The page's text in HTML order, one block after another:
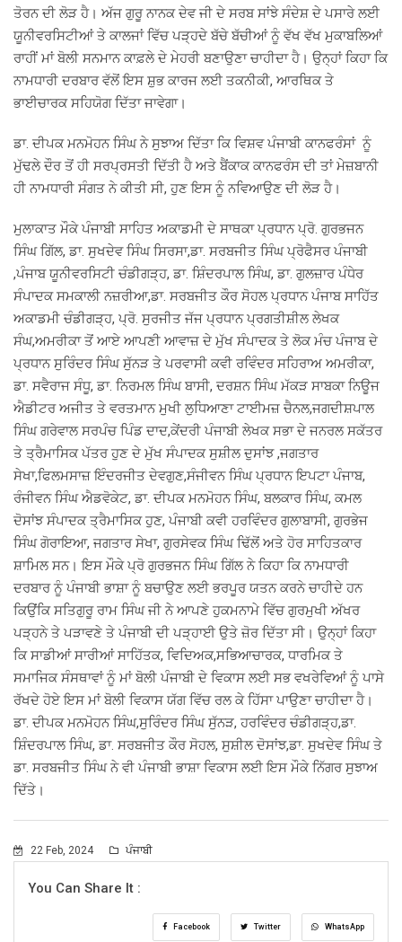
ਤੋਰਨ ਦੀ ਲੋੜ ਹੈ। ਅੱਜ ਗੁਰੂ ਨਾਨਕ ਦੇਵ ਜੀ ਦੇ ਸਰਬ ਸਾਂਝੇ ਸੰਦੇਸ਼ ਦੇ ਪਸਾਰੇ ਲਈ
ਯੂਨੀਵਰਸਿਟੀਆਂ ਤੇ ਕਾਲਜਾਂ ਵਿੱਚ ਪੜ੍ਹਦੇ ਬੱਚੇ ਬੱਚੀਆਂ ਨੂੰ ਵੱਖ ਵੱਖ ਮੁਕਾਬਲਿਆਂ
ਰਾਹੀਂ ਮਾਂ ਬੋਲੀ ਸਨਮਾਨ ਕਾਫ਼ਲੇ ਦੇ ਮੇਹਰੀ ਬਣਾਉਣਾ ਚਾਹੀਦਾ ਹੈ। ਉਨ੍ਹਾਂ ਕਿਹਾ ਕਿ
ਨਾਮਧਾਰੀ ਦਰਬਾਰ ਵੱਲੋਂ ਇਸ ਸ਼ੁਭ ਕਾਰਜ ਲਈ ਤਕਨੀਕੀ, ਆਰਥਿਕ ਤੇ
ਭਾਈਚਾਰਕ ਸਹਿਯੋਗ ਦਿੱਤਾ ਜਾਵੇਗਾ।
ਡਾ. ਦੀਪਕ ਮਨਮੋਹਨ ਸਿੰਘ ਨੇ ਸੁਝਾਅ ਦਿੱਤਾ ਕਿ ਵਿਸ਼ਵ ਪੰਜਾਬੀ ਕਾਨਫਰੰਸਾਂ ਨੂੰ
ਮੁੱਢਲੇ ਦੌਰ ਤੋਂ ਹੀ ਸਰਪ੍ਰਸਤੀ ਦਿੱਤੀ ਹੈ ਅਤੇ ਬੈਂਕਾਕ ਕਾਨਫਰੰਸ ਦੀ ਤਾਂ ਮੇਜ਼ਬਾਨੀ
ਹੀ ਨਾਮਧਾਰੀ ਸੰਗਤ ਨੇ ਕੀਤੀ ਸੀ, ਹੁਣ ਇਸ ਨੂੰ ਨਵਿਆਉਣ ਦੀ ਲੋੜ ਹੈ।
ਮੁਲਾਕਾਤ ਮੌਕੇ ਪੰਜਾਬੀ ਸਾਹਿਤ ਅਕਾਡਮੀ ਦੇ ਸਾਥਕਾ ਪ੍ਰਧਾਨ ਪ੍ਰੋ. ਗੁਰਭਜਨ
ਸਿੰਘ ਗਿੱਲ, ਡਾ. ਸੁਖਦੇਵ ਸਿੰਘ ਸਿਰਸਾ,ਡਾ. ਸਰਬਜੀਤ ਸਿੰਘ ਪ੍ਰੋਫੈਸਰ ਪੰਜਾਬੀ
,ਪੰਜਾਬ ਯੂਨੀਵਰਸਿਟੀ ਚੰਡੀਗੜ੍ਹ, ਡਾ. ਸ਼ਿੰਦਰਪਾਲ ਸਿੰਘ, ਡਾ. ਗੁਲਜ਼ਾਰ ਪੰਧੇਰ
ਸੰਪਾਦਕ ਸਮਕਾਲੀ ਨਜ਼ਰੀਆ,ਡਾ. ਸਰਬਜੀਤ ਕੌਰ ਸੋਹਲ ਪ੍ਰਧਾਨ ਪੰਜਾਬ ਸਾਹਿੱਤ
ਅਕਾਡਮੀ ਚੰਡੀਗੜ੍ਹ, ਪ੍ਰੋ. ਸੁਰਜੀਤ ਜੱਜ ਪ੍ਰਧਾਨ ਪ੍ਰਗਤੀਸ਼ੀਲ ਲੇਖਕ
ਸੰਘ,ਅਮਰੀਕਾ ਤੋਂ ਆਏ ਆਪਣੀ ਆਵਾਜ਼ ਦੇ ਮੁੱਖ ਸੰਪਾਦਕ ਤੇ ਲੋਕ ਮੰਚ ਪੰਜਾਬ ਦੇ
ਪ੍ਰਧਾਨ ਸੁਰਿੰਦਰ ਸਿੰਘ ਸੁੱਨੜ ਤੇ ਪਰਵਾਸੀ ਕਵੀ ਰਵਿੰਦਰ ਸਹਿਰਾਅ ਅਮਰੀਕਾ,
ਡਾ. ਸਵੈਰਾਜ ਸੰਧੂ, ਡਾ. ਨਿਰਮਲ ਸਿੰਘ ਬਾਸੀ, ਦਰਸ਼ਨ ਸਿੰਘ ਮੱਕੜ ਸਾਬਕਾ ਨਿਊਜ
ਐਡੀਟਰ ਅਜੀਤ ਤੇ ਵਰਤਮਾਨ ਮੁਖੀ ਲੁਧਿਆਣਾ ਟਾਈਮਜ਼ ਚੈਨਲ,ਜਗਦੀਸ਼ਪਾਲ
ਸਿੰਘ ਗਰੇਵਾਲ ਸਰਪੰਚ ਪਿੰਡ ਦਾਦ,ਕੇਂਦਰੀ ਪੰਜਾਬੀ ਲੇਖਕ ਸਭਾ ਦੇ ਜਨਰਲ ਸਕੱਤਰ
ਤੇ ਤ੍ਰੈਮਾਸਿਕ ਪੱਤਰ ਹੁਣ ਦੇ ਮੁੱਖ ਸੰਪਾਦਕ ਸੁਸ਼ੀਲ ਦੁਸਾਂਝ ,ਜਗਤਾਰ
ਸੇਖਾ,ਫਿਲਮਸਾਜ਼ ਇੰਦਰਜੀਤ ਦੇਵਗੁਣ,ਸੰਜੀਵਨ ਸਿੰਘ ਪ੍ਰਧਾਨ ਇਪਟਾ ਪੰਜਾਬ,
ਰੰਜੀਵਨ ਸਿੰਘ ਐਡਵੋਕੇਟ, ਡਾ. ਦੀਪਕ ਮਨਮੋਹਨ ਸਿੰਘ, ਬਲਕਾਰ ਸਿੰਘ, ਕਮਲ
ਦੋਸਾਂਝ ਸੰਪਾਦਕ ਤ੍ਰੈਮਾਸਿਕ ਹੁਣ, ਪੰਜਾਬੀ ਕਵੀ ਹਰਵਿੰਦਰ ਗੁਲਾਬਾਸੀ, ਗੁਰਭੇਜ
ਸਿੰਘ ਗੋਰਾਇਆ, ਜਗਤਾਰ ਸੇਖਾ, ਗੁਰਸੇਵਕ ਸਿੰਘ ਢਿੱਲੋਂ ਅਤੇ ਹੋਰ ਸਾਹਿਤਕਾਰ
ਸ਼ਾਮਿਲ ਸਨ। ਇਸ ਮੌਕੇ ਪ੍ਰੋ ਗੁਰਭਜਨ ਸਿੰਘ ਗਿੱਲ ਨੇ ਕਿਹਾ ਕਿ ਨਾਮਧਾਰੀ
ਦਰਬਾਰ ਨੂੰ ਪੰਜਾਬੀ ਭਾਸ਼ਾ ਨੂੰ ਬਚਾਉਣ ਲਈ ਭਰਪੂਰ ਯਤਨ ਕਰਨੇ ਚਾਹੀਦੇ ਹਨ
ਕਿਉਂਕਿ ਸਤਿਗੁਰੂ ਰਾਮ ਸਿੰਘ ਜੀ ਨੇ ਆਪਣੇ ਹੁਕਮਨਾਮੇ ਵਿੱਚ ਗੁਰਮੁਖੀ ਅੱਖਰ
ਪੜ੍ਹਨੇ ਤੇ ਪੜਾਵਣੇ ਤੇ ਪੰਜਾਬੀ ਦੀ ਪੜ੍ਹਾਈ ਉਤੇ ਜ਼ੋਰ ਦਿੱਤਾ ਸੀ। ਉਨ੍ਹਾਂ ਕਿਹਾ
ਕਿ ਸਾਡੀਆਂ ਸਾਰੀਆਂ ਸਾਹਿੱਤਕ, ਵਿਦਿਅਕ,ਸਭਿਆਚਾਰਕ, ਧਾਰਮਿਕ ਤੇ
ਸਮਾਜਿਕ ਸੰਸਥਾਵਾਂ ਨੂੰ ਮਾਂ ਬੋਲੀ ਪੰਜਾਬੀ ਦੇ ਵਿਕਾਸ ਲਈ ਸਭ ਵਖਰੇਵਿਆਂ ਨੂੰ ਪਾਸੇ
ਰੱਖਦੇ ਹੋਏ ਇਸ ਮਾਂ ਬੋਲੀ ਵਿਕਾਸ ਯੱਗ ਵਿੱਚ ਰਲ ਕੇ ਹਿੱਸਾ ਪਾਉਣਾ ਚਾਹੀਦਾ ਹੈ।
ਡਾ. ਦੀਪਕ ਮਨਮੋਹਨ ਸਿੰਘ,ਸੁਰਿੰਦਰ ਸਿੰਘ ਸੁੱਨੜ, ਹਰਵਿੰਦਰ ਚੰਡੀਗੜ੍ਹ,ਡਾ.
ਸ਼ਿੰਦਰਪਾਲ ਸਿੰਘ, ਡਾ. ਸਰਬਜੀਤ ਕੌਰ ਸੋਹਲ, ਸੁਸ਼ੀਲ ਦੋਸਾਂਝ,ਡਾ. ਸੁਖਦੇਵ ਸਿੰਘ ਤੇ
ਡਾ. ਸਰਬਜੀਤ ਸਿੰਘ ਨੇ ਵੀ ਪੰਜਾਬੀ ਭਾਸ਼ਾ ਵਿਕਾਸ ਲਈ ਇਸ ਮੌਕੇ ਨਿੱਗਰ ਸੁਝਾਅ
ਦਿੱਤੇ।
22 Feb, 2024 ਪੰਜਾਬੀ
You Can Share It :
Facebook Twitter WhatsApp